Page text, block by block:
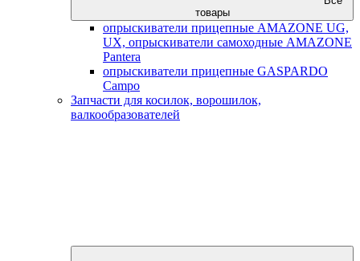
товары
опрыскиватели прицепные AMAZONE UG,
UX, опрыскиватели самоходные AMAZONE
Pantera
опрыскиватели прицепные GASPARDO
Campo
Запчасти для косилок, ворошилок,
валкообразователей